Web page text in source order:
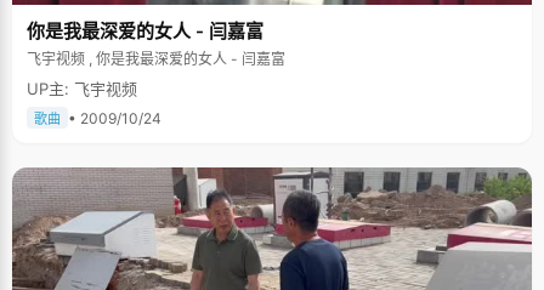
你是我最深爱的女人 - 闫嘉富
飞宇视频 , 你是我最深爱的女人 - 闫嘉富
UP主: 飞宇视频
歌曲 • 2009/10/24